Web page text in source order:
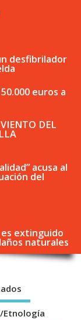
desfibrilador
euros a
DEL
acusa al
del
es extinguido
naturales
Etnología